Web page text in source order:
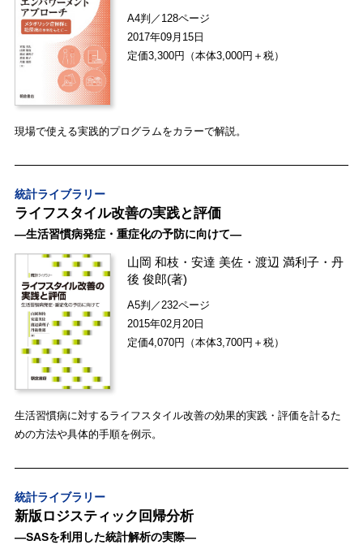
A4判／128ページ
2017年09月15日
定価3,300円（本体3,000円＋税）
現場で使える実践的プログラムをカラーで解説。
統計ライブラリー
ライフスタイル改善の実践と評価
―生活習慣病発症・重症化の予防に向けて―
山岡 和枝 ・安達 美佐 ・渡辺 満利子 ・丹
後 俊郎(著)
A5判／232ページ
2015年02月20日
定価4,070円（本体3,700円＋税）
生活習慣病に対するライフスタイル改善の効果的実践・評価を計るた
めの方法や具体的手順を例示。
統計ライブラリー
新版ロジスティック回帰分析
―SASを利用した統計解析の実際―